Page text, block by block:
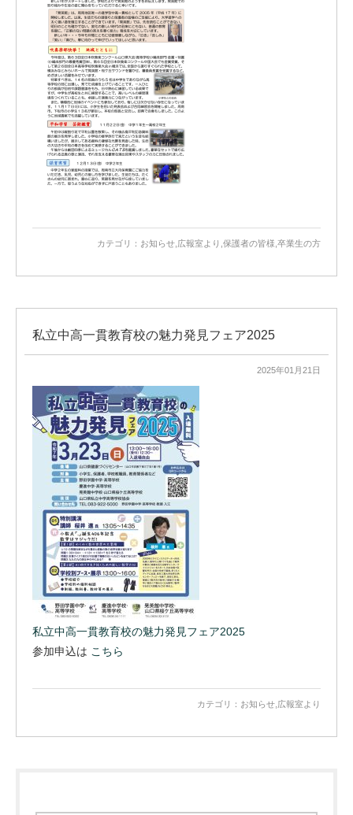
カテゴリ： お知らせ 広報室より 保護者の皆様 卒業生の方
私立中高一貫教育校の魅力発見フェア2025
2025年01月21日
私立中高一貫教育校の魅力発見フェア2025
参加申込は こちら
カテゴリ： お知らせ 広報室より